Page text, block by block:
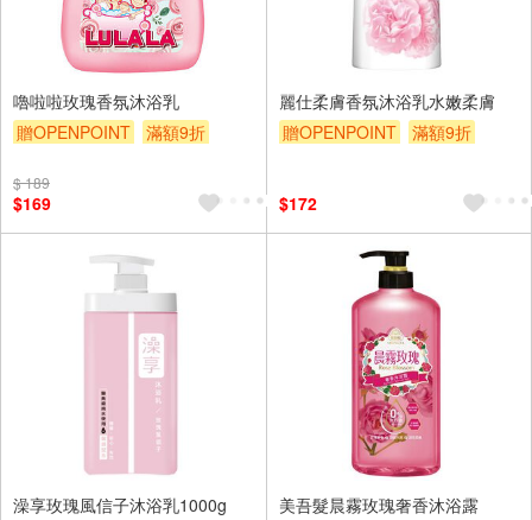
嚕啦啦玫瑰香氛沐浴乳
贈OPENPOINT
滿額9折
$ 189
$169
麗仕柔膚香氛沐浴乳水嫩柔膚
贈OPENPOINT
滿額9折
$172
澡享玫瑰風信子沐浴乳1000g
美吾髮晨霧玫瑰奢香沐浴露